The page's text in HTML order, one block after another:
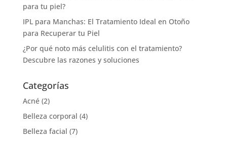
para tu piel?
IPL para Manchas: El Tratamiento Ideal en Otoño
para Recuperar tu Piel
¿Por qué noto más celulitis con el tratamiento?
Descubre las razones y soluciones
Categorías
Acné(2)
Belleza corporal (4)
Belleza facial (7)